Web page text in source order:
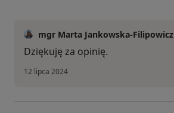
mgr Marta Jankowska-Filipowicz
Dziękuję za opinię.
12 lipca 2024